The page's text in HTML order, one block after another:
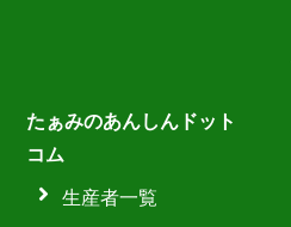
たぁみのあんしんドット
コム
生産者一覧